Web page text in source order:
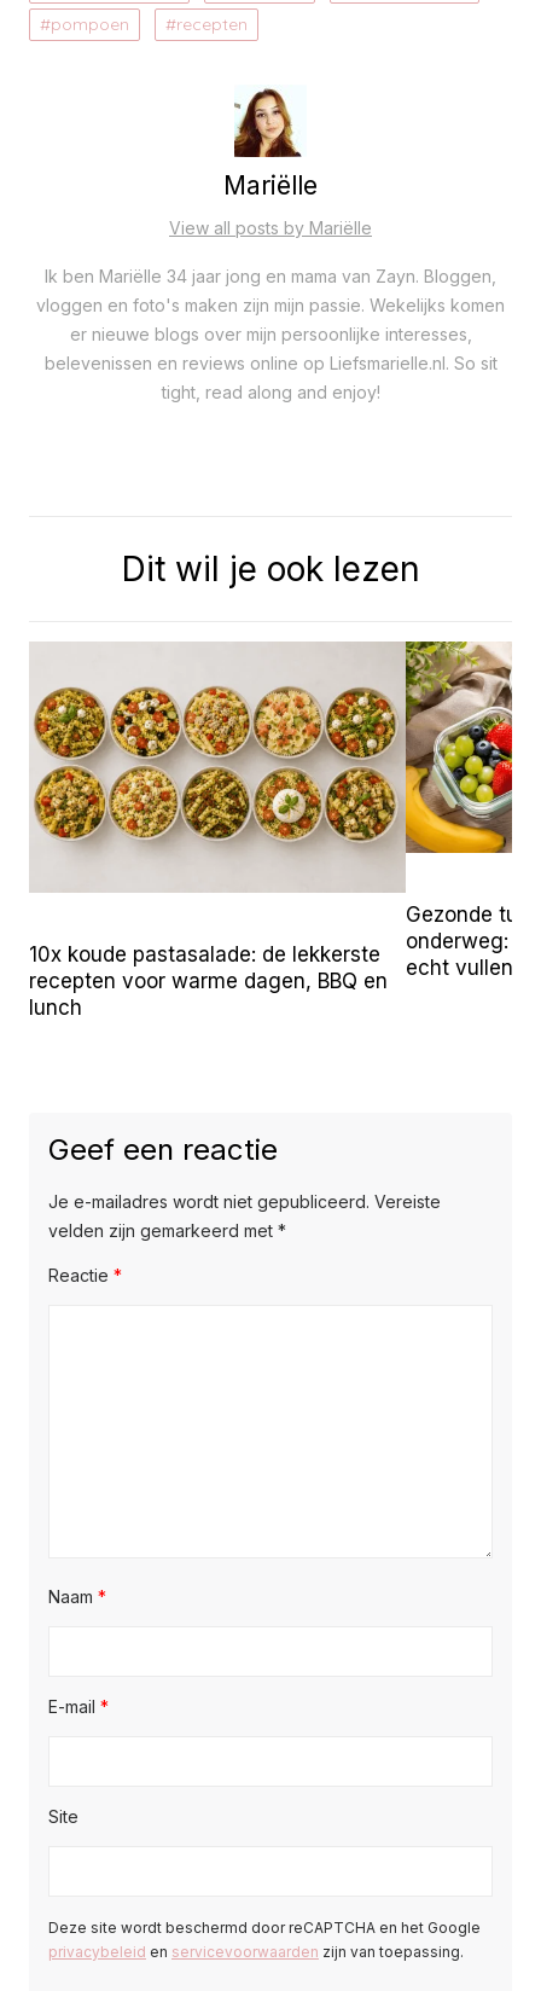
pompoen
recepten
Mariëlle
View all posts by Mariëlle
Ik ben Mariëlle 34 jaar jong en mama van Zayn. Bloggen,
vloggen en foto's maken zijn mijn passie. Wekelijks komen
er nieuwe blogs over mijn persoonlijke interesses,
belevenissen en reviews online op Liefsmarielle.nl. So sit
tight, read along and enjoy!
Dit wil je ook lezen
10x koude pastasalade: de lekkerste
recepten voor warme dagen, BBQ en
lunch
Gezonde
onderweg:
echt vullen
Geef een reactie
Je e-mailadres wordt niet gepubliceerd. Vereiste
velden zijn gemarkeerd met *
Reactie *
Naam *
E-mail *
Site
Deze site wordt beschermd door reCAPTCHA en het Google
privacybeleid en servicevoorwaarden zijn van toepassing.